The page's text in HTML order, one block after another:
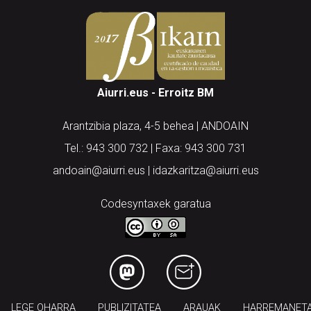
Aiurri.eus - Erroitz BM
Arantzibia plaza, 4-5 behea | ANDOAIN
Tel.: 943 300 732 | Faxa: 943 300 731
andoain@aiurri.eus | idazkaritza@aiurri.eus
Codesyntaxek garatua
LEGE OHARRA PUBLIZITATEA ARAUAK